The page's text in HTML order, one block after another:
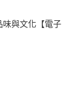
味與文化【電子